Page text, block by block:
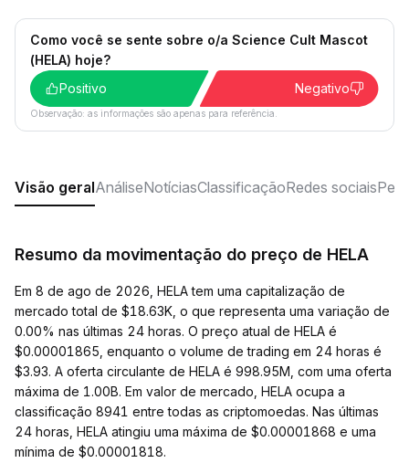
Como você se sente sobre o/a Science Cult Mascot
(HELA) hoje?
Positivo
Negativo
Observação: as informações são apenas para referência.
Visão geralAnáliseNotíciasClassificaçãoRedes sociais
Resumo da movimentação do preço de HELA
Em 8 de ago de 2026, HELA tem uma capitalização de
mercado total de $18.63K, o que representa uma variação de
0.00% nas últimas 24 horas. O preço atual de HELA é
$0.00001865, enquanto o volume de trading em 24 horas é
$3.93. A oferta circulante de HELA é 998.95M, com uma oferta
máxima de 1.00B. Em valor de mercado, HELA ocupa a
classificação 8941 entre todas as criptomoedas. Nas últimas
24 horas, HELA atingiu uma máxima de $0.00001868 e uma
mínima de $0.00001818.